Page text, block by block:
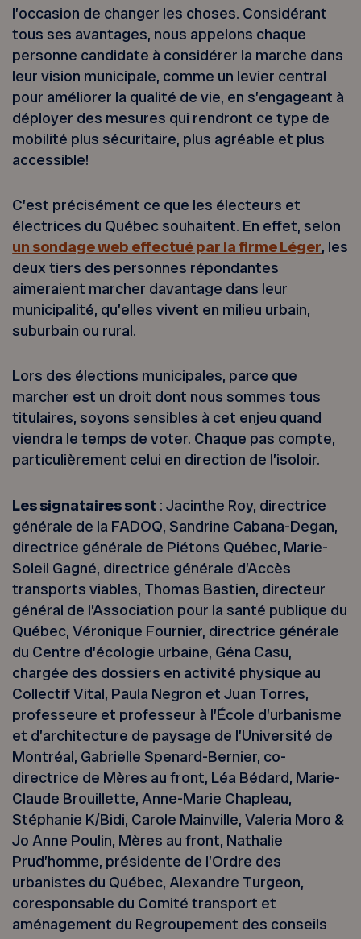
l’occasion de changer les choses. Considérant
tous ses avantages, nous appelons chaque
personne candidate à considérer la marche dans
leur vision municipale, comme un levier central
pour améliorer la qualité de vie, en s’engageant à
déployer des mesures qui rendront ce type de
mobilité plus sécuritaire, plus agréable et plus
accessible!
C’est précisément ce que les électeurs et
électrices du Québec souhaitent. En effet, selon
un sondage web effectué par la firme Léger, les
deux tiers des personnes répondantes
aimeraient marcher davantage dans leur
municipalité, qu’elles vivent en milieu urbain,
suburbain ou rural.
Lors des élections municipales, parce que
marcher est un droit dont nous sommes tous
titulaires, soyons sensibles à cet enjeu quand
viendra le temps de voter. Chaque pas compte,
particulièrement celui en direction de l’isoloir.
Les signataires sont : Jacinthe Roy, directrice
générale de la FADOQ, Sandrine Cabana-Degan,
directrice générale de Piétons Québec, Marie-
Soleil Gagné, directrice générale d’Accès
transports viables, Thomas Bastien, directeur
général de l’Association pour la santé publique du
Québec, Véronique Fournier, directrice générale
du Centre d’écologie urbaine, Géna Casu,
chargée des dossiers en activité physique au
Collectif Vital, Paula Negron et Juan Torres,
professeure et professeur à l’École d’urbanisme
et d’architecture de paysage de l’Université de
Montréal, Gabrielle Spenard-Bernier, co-
directrice de Mères au front, Léa Bédard, Marie-
Claude Brouillette, Anne-Marie Chapleau,
Stéphanie K/Bidi, Carole Mainville, Valeria Moro &
Jo Anne Poulin, Mères au front, Nathalie
Prud’homme, présidente de l’Ordre des
urbanistes du Québec, Alexandre Turgeon,
coresponsable du Comité transport et
aménagement du Regroupement des conseils